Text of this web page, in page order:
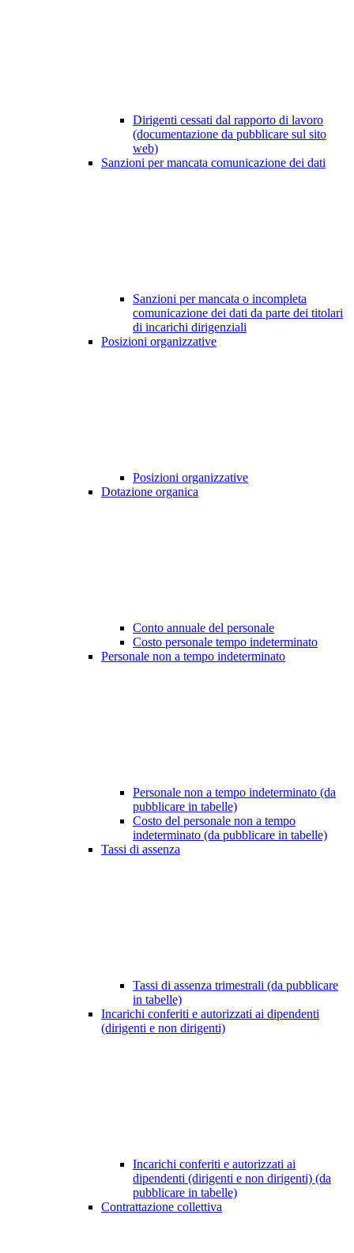
Dirigenti cessati dal rapporto di lavoro
(documentazione da pubblicare sul sito
web)
Sanzioni per mancata comunicazione dei dati
Sanzioni per mancata o incompleta
comunicazione dei dati da parte dei titolari
di incarichi dirigenziali
Posizioni organizzative
Posizioni organizzative
Dotazione organica
Conto annuale del personale
Costo personale tempo indeterminato
Personale non a tempo indeterminato
Personale non a tempo indeterminato (da
pubblicare in tabelle)
Costo del personale non a tempo
indeterminato (da pubblicare in tabelle)
Tassi di assenza
Tassi di assenza trimestrali (da pubblicare
in tabelle)
Incarichi conferiti e autorizzati ai dipendenti
(dirigenti e non dirigenti)
Incarichi conferiti e autorizzati ai
dipendenti (dirigenti e non dirigenti) (da
pubblicare in tabelle)
Contrattazione collettiva